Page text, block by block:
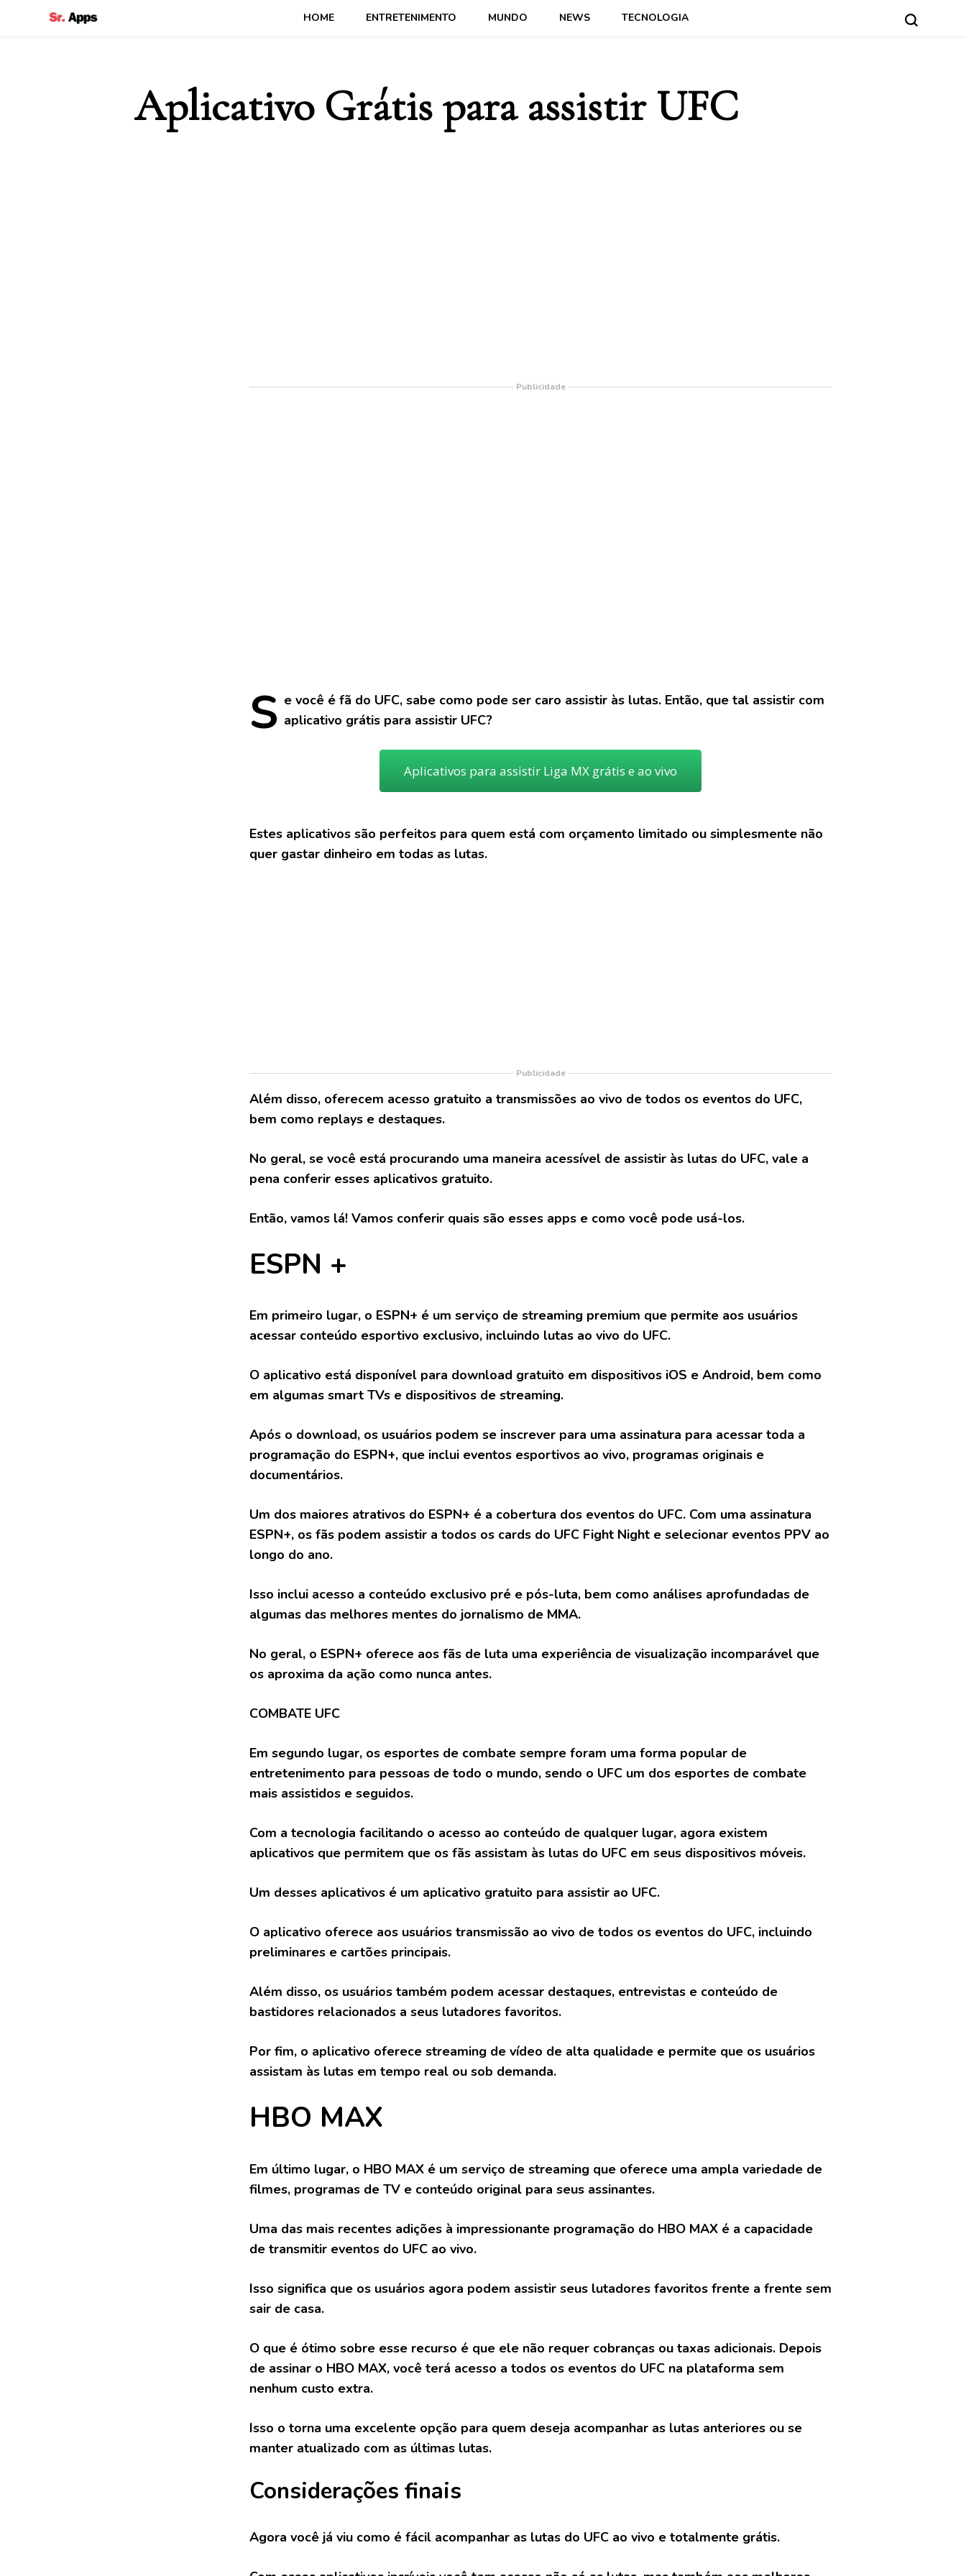
HOME ENTRETENIMENTO MUNDO NEWS TECNOLOGIA
Aplicativo Grátis para assistir UFC
Publicidade
S e você é fã do UFC, sabe como pode ser caro assistir às lutas. Então, que tal assistir com
aplicativo grátis para assistir UFC?
Aplicativos para assistir Liga MX grátis e ao vivo
Estes aplicativos são perfeitos para quem está com orçamento limitado ou simplesmente não
quer gastar dinheiro em todas as lutas.
Publicidade
Além disso, oferecem acesso gratuito a transmissões ao vivo de todos os eventos do UFC,
bem como replays e destaques.
No geral, se você está procurando uma maneira acessível de assistir às lutas do UFC, vale a
pena conferir esses aplicativos gratuito.
Então, vamos lá! Vamos conferir quais são esses apps e como você pode usá-los.
ESPN +
Em primeiro lugar, o ESPN+ é um serviço de streaming premium que permite aos usuários
acessar conteúdo esportivo exclusivo, incluindo lutas ao vivo do UFC.
O aplicativo está disponível para download gratuito em dispositivos iOS e Android, bem como
em algumas smart TVs e dispositivos de streaming.
Após o download, os usuários podem se inscrever para uma assinatura para acessar toda a
programação do ESPN+, que inclui eventos esportivos ao vivo, programas originais e
documentários.
Um dos maiores atrativos do ESPN+ é a cobertura dos eventos do UFC. Com uma assinatura
ESPN+, os fãs podem assistir a todos os cards do UFC Fight Night e selecionar eventos PPV ao
longo do ano.
Isso inclui acesso a conteúdo exclusivo pré e pós-luta, bem como análises aprofundadas de
algumas das melhores mentes do jornalismo de MMA.
No geral, o ESPN+ oferece aos fãs de luta uma experiência de visualização incomparável que
os aproxima da ação como nunca antes.
COMBATE UFC
Em segundo lugar, os esportes de combate sempre foram uma forma popular de
entretenimento para pessoas de todo o mundo, sendo o UFC um dos esportes de combate
mais assistidos e seguidos.
Com a tecnologia facilitando o acesso ao conteúdo de qualquer lugar, agora existem
aplicativos que permitem que os fãs assistam às lutas do UFC em seus dispositivos móveis.
Um desses aplicativos é um aplicativo gratuito para assistir ao UFC.
O aplicativo oferece aos usuários transmissão ao vivo de todos os eventos do UFC, incluindo
preliminares e cartões principais.
Além disso, os usuários também podem acessar destaques, entrevistas e conteúdo de
bastidores relacionados a seus lutadores favoritos.
Por fim, o aplicativo oferece streaming de vídeo de alta qualidade e permite que os usuários
assistam às lutas em tempo real ou sob demanda.
HBO MAX
Em último lugar, o HBO MAX é um serviço de streaming que oferece uma ampla variedade de
filmes, programas de TV e conteúdo original para seus assinantes.
Uma das mais recentes adições à impressionante programação do HBO MAX é a capacidade
de transmitir eventos do UFC ao vivo.
Isso significa que os usuários agora podem assistir seus lutadores favoritos frente a frente sem
sair de casa.
O que é ótimo sobre esse recurso é que ele não requer cobranças ou taxas adicionais. Depois
de assinar o HBO MAX, você terá acesso a todos os eventos do UFC na plataforma sem
nenhum custo extra.
Isso o torna uma excelente opção para quem deseja acompanhar as lutas anteriores ou se
manter atualizado com as últimas lutas.
Considerações finais
Agora você já viu como é fácil acompanhar as lutas do UFC ao vivo e totalmente grátis.